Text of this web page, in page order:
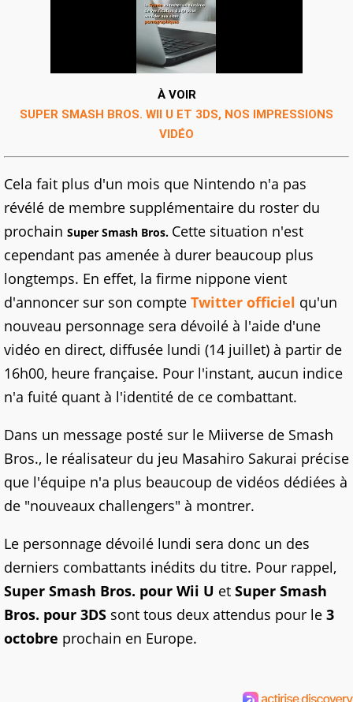
À VOIR
SUPER SMASH BROS. WII U ET 3DS, NOS IMPRESSIONS
VIDÉO
Cela fait plus d'un mois que Nintendo n'a pas
révélé de membre supplémentaire du roster du
prochain Super Smash Bros. Cette situation n'est
cependant pas amenée à durer beaucoup plus
longtemps. En effet, la firme nippone vient
d'annoncer sur son compte Twitter officiel qu'un
nouveau personnage sera dévoilé à l'aide d'une
vidéo en direct, diffusée lundi (14 juillet) à partir de
16h00, heure française. Pour l'instant, aucun indice
n'a fuité quant à l'identité de ce combattant.
Dans un message posté sur le Miiverse de Smash
Bros., le réalisateur du jeu Masahiro Sakurai précise
que l'équipe n'a plus beaucoup de vidéos dédiées à
de "nouveaux challengers" à montrer.
Le personnage dévoilé lundi sera donc un des
derniers combattants inédits du titre. Pour rappel,
Super Smash Bros. pour Wii U et Super Smash
Bros. pour 3DS sont tous deux attendus pour le 3
octobre prochain en Europe.